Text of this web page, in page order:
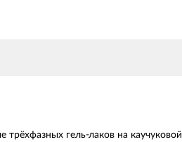
трёхфазных гель-лаков на каучуковой